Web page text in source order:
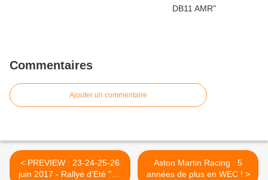
Commentaires
Ajouter un commentaire
< PREVIEW : 23-24-25-26
juin 2017 - Rallye d'Eté "LA
Aston Martin Racing : 5
années de plus en WEC ! >